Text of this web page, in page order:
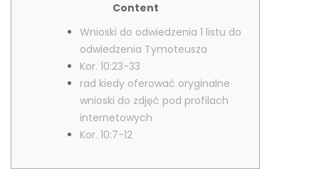
Content
Wnioski do odwiedzenia 1 listu do
odwiedzenia Tymoteusza
Kor. 10:23-33
rad kiedy oferować oryginalne
wnioski do zdjęć pod profilach
internetowych
Kor. 10:7-12